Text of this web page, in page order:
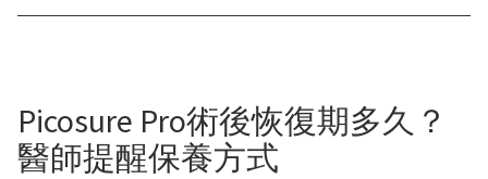
Picosure Pro術後恢復期多久？
醫師提醒保養方式